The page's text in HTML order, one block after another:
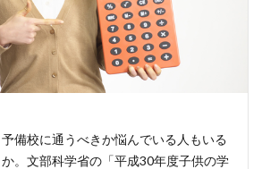
備校に通うべきか悩んでいる人もいる
。文部科学省の「平成30年度子供の学